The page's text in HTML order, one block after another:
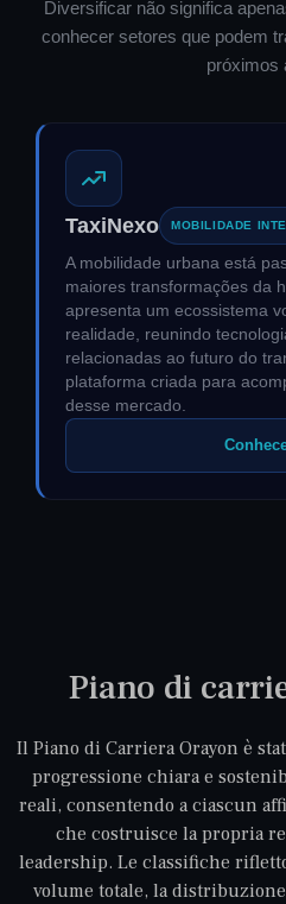
Diversificar não significa
conhecer setores que podem
próximos
TaxiNexo MOBILIDADE
A mobilidade urbana está
maiores transformações da
apresenta um ecossistema
realidade, reunindo
relacionadas ao futuro do
plataforma criada para
desse mercado.
Piano di
Il Piano di Carriera Orayon è
progressione chiara e
reali, consentendo a ciascun
che costruisce la propria
leadership. Le classifiche
volume totale, la